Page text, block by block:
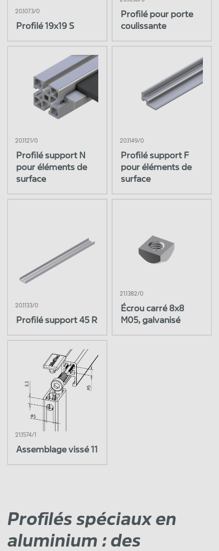
20.1073/0
Profilé 19x19 S
Profilé pour porte
coulissante
20.1121/0
Profilé support N
pour éléments de
surface
20.1149/0
Profilé support F
pour éléments de
surface
20.1133/0
Profilé support 45 R
21.1382/0
Écrou carré 8x8
M05, galvanisé
21.1574/1
Assemblage vissé 11
Profilés spéciaux en
aluminium : des